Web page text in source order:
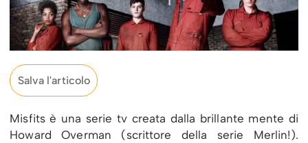
Salva l'articolo
Misfits è una serie tv creata dalla brillante mente di
Howard Overman (scrittore della serie Merlin!).